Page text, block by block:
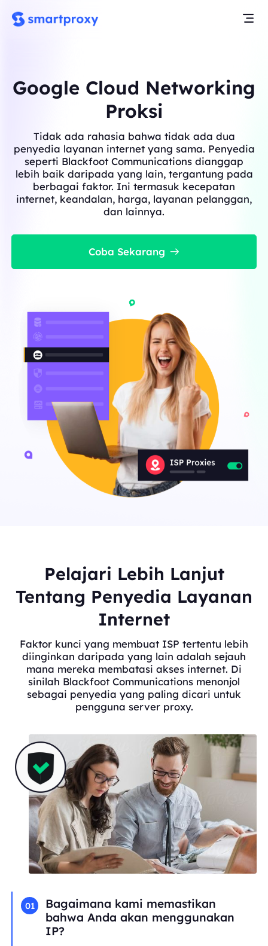
Google Cloud Networking
Proksi
Tidak ada rahasia bahwa tidak ada dua
penyedia layanan internet yang sama. Penyedia
seperti Blackfoot Communications dianggap
lebih baik daripada yang lain, tergantung pada
berbagai faktor. Ini termasuk kecepatan
internet, keandalan, harga, layanan pelanggan,
dan lainnya.
Coba Sekarang
Pelajari Lebih Lanjut
Tentang Penyedia Layanan
Internet
Faktor kunci yang membuat ISP tertentu lebih
diinginkan daripada yang lain adalah sejauh
mana mereka membatasi akses internet. Di
sinilah Blackfoot Communications menonjol
sebagai penyedia yang paling dicari untuk
pengguna server proxy.
01
Bagaimana kami memastikan
bahwa Anda akan menggunakan
IP?